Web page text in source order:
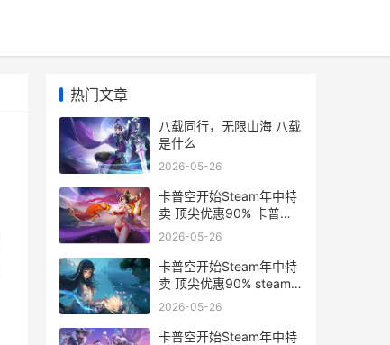
热门文章
八载同行，无限山海 八载
是什么
2026-05-26
卡普空开始Steam年中特
卖 顶尖优惠90% 卡普空
steam游戏
2026-05-26
卡普空开始Steam年中特
卖 顶尖优惠90% steam
卡普空合集
2026-05-26
卡普空开始Steam年中特